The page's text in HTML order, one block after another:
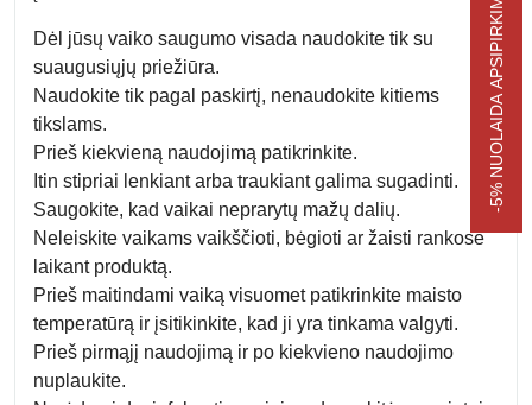
Dėl jūsų vaiko saugumo visada naudokite tik su
suaugusiųjų priežiūra.
Naudokite tik pagal paskirtį, nenaudokite kitiems
tikslams.
Prieš kiekvieną naudojimą patikrinkite.
Itin stipriai lenkiant arba traukiant galima sugadinti.
Saugokite, kad vaikai neprarytų mažų dalių.
Neleiskite vaikams vaikščioti, bėgioti ar žaisti rankose
laikant produktą.
Prieš maitindami vaiką visuomet patikrinkite maisto
temperatūrą ir įsitikinkite, kad ji yra tinkama valgyti.
Prieš pirmąjį naudojimą ir po kiekvieno naudojimo
nuplaukite.
-5% NUOLAIDA APSIPIRKIMUI